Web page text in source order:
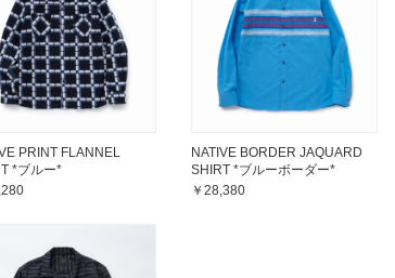
PRINT FLANNEL
*ブルー*
NATIVE BORDER JAQUARD
SHIRT *ブルーボーダー*
￥28,380